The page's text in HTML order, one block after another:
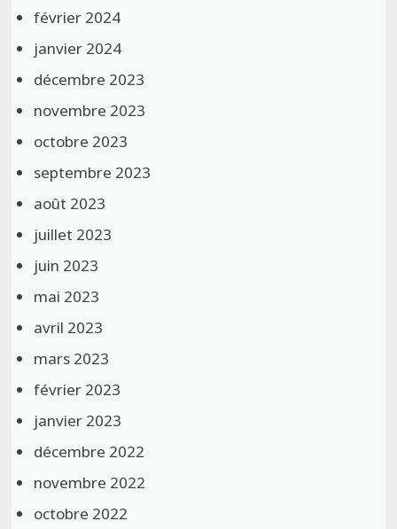
février 2024
janvier 2024
décembre 2023
novembre 2023
octobre 2023
septembre 2023
août 2023
juillet 2023
juin 2023
mai 2023
avril 2023
mars 2023
février 2023
janvier 2023
décembre 2022
novembre 2022
octobre 2022